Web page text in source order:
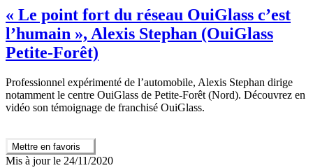
« Le point fort du réseau OuiGlass c’est
l’humain », Alexis Stephan (OuiGlass
Petite-Forêt)
Professionnel expérimenté de l’automobile, Alexis Stephan dirige
notamment le centre OuiGlass de Petite-Forêt (Nord). Découvrez en
vidéo son témoignage de franchisé OuiGlass.
Mettre en favoris
Mis à jour le 24/11/2020